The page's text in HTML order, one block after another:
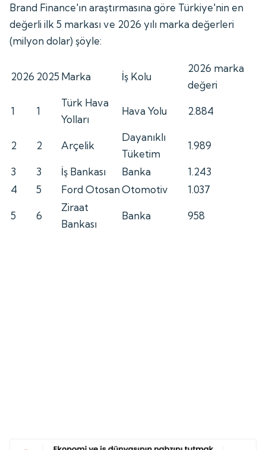
Brand Finance'ın araştırmasına göre Türkiye'nin en
değerli ilk 5 markası ve 2026 yılı marka değerleri
(milyon dolar) şöyle:
2026 2025 Marka İş Kolu
2026 marka
değeri
1 1
Türk Hava
Yolları
Hava Yolu 2.884
2 2 Arçelik
Dayanıklı
Tüketim
1.989
3 3 İş Bankası Banka
1.243
4
5 Ford OtosanOtomotiv 1.037
5 6
Ziraat
Bankası
Banka 958